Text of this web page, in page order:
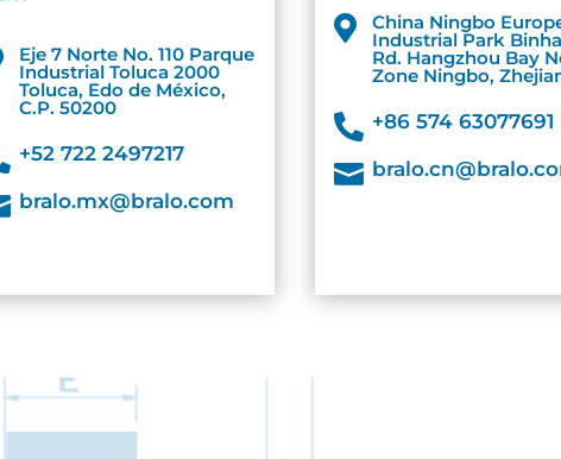
Eje 7 Norte No. 110 Parque
Industrial Toluca 2000
Toluca, Edo de México,
C.P. 50200
+52 722 2497217
bralo.mx@bralo.com
 China Ningbo
Industrial Park
Rd. Hangzhou Bay
Zone Ningbo,
 +86 574 63077691
